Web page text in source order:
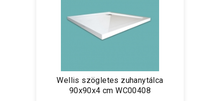
Wellis szögletes zuhanytálca
90x90x4 cm WC00408